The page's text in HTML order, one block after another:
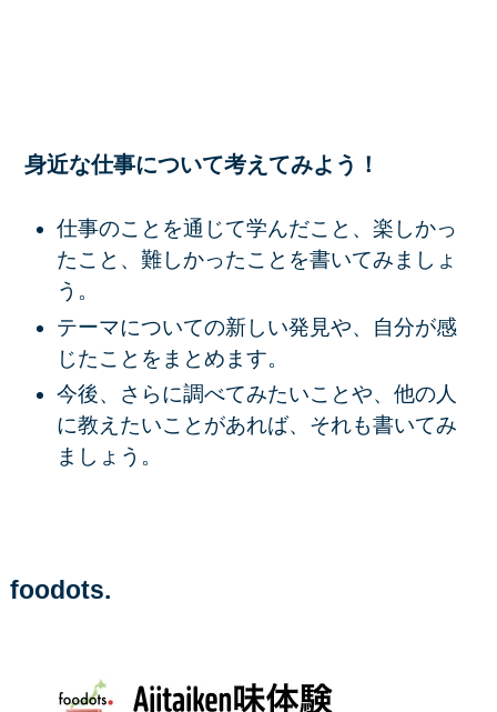
身近な仕事について考えてみよう！
仕事のことを通じて学んだこと、楽しかっ
たこと、難しかったことを書いてみましょ
う。
テーマについての新しい発見や、自分が感
じたことをまとめます。
今後、さらに調べてみたいことや、他の人
に教えたいことがあれば、それも書いてみ
ましょう。
foodots.